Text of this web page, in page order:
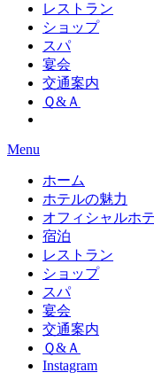
レストラン
ショップ
スパ
宴会
交通案内
Ｑ&Ａ
Menu
ホーム
ホテルの魅力
オフィシャルホ
宿泊
レストラン
ショップ
スパ
宴会
交通案内
Ｑ&Ａ
Instagram